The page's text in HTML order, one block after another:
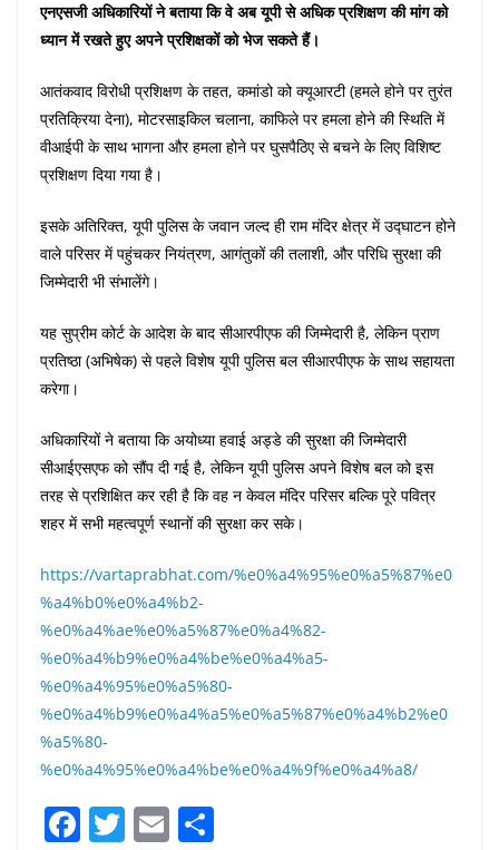
एनएसजी अधिकारियों ने बताया कि वे अब यूपी से अधिक प्रशिक्षण की मांग को
ध्यान में रखते हुए अपने प्रशिक्षकों को भेज सकते हैं।
आतंकवाद विरोधी प्रशिक्षण के तहत, कमांडो को क्यूआरटी (हमले होने पर तुरंत
प्रतिक्रिया देना), मोटरसाइकिल चलाना, काफिले पर हमला होने की स्थिति में
वीआईपी के साथ भागना और हमला होने पर घुसपैठिए से बचने के लिए विशिष्ट
प्रशिक्षण दिया गया है।
इसके अतिरिक्त, यूपी पुलिस के जवान जल्द ही राम मंदिर क्षेत्र में उद्घाटन होने
वाले परिसर में पहुंचकर नियंत्रण, आगंतुकों की तलाशी, और परिधि सुरक्षा की
जिम्मेदारी भी संभालेंगे।
यह सुप्रीम कोर्ट के आदेश के बाद सीआरपीएफ की जिम्मेदारी है, लेकिन प्राण
प्रतिष्ठा (अभिषेक) से पहले विशेष यूपी पुलिस बल सीआरपीएफ के साथ सहायता
करेगा।
अधिकारियों ने बताया कि अयोध्या हवाई अड्डे की सुरक्षा की जिम्मेदारी
सीआईएसएफ को सौंप दी गई है, लेकिन यूपी पुलिस अपने विशेष बल को इस
तरह से प्रशिक्षित कर रही है कि वह न केवल मंदिर परिसर बल्कि पूरे पवित्र
शहर में सभी महत्वपूर्ण स्थानों की सुरक्षा कर सके।
https://vartaprabhat.com/%e0%a4%95%e0%a5%87%e0
%a4%b0%e0%a4%b2-
%e0%a4%ae%e0%a5%87%e0%a4%82-
%e0%a4%b9%e0%a4%be%e0%a4%a5-
%e0%a4%95%e0%a5%80-
%e0%a4%b9%e0%a4%a5%e0%a5%87%e0%a4%b2%e0
%a5%80-
%e0%a4%95%e0%a4%be%e0%a4%9f%e0%a4%a8/
F T E